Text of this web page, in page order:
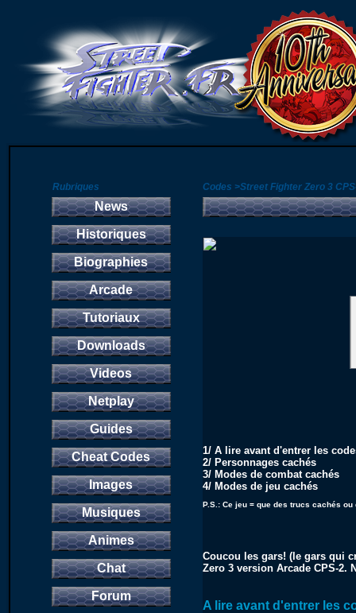
Rubriques
News
Historiques
Biographies
Arcade
Tutoriaux
Downloads
Videos
Netplay
Guides
Cheat Codes
Images
Musiques
Animes
Chat
Forum
Codes >Street Fighter Zero 3
1/ A lire avant d'entrer les
2/ Personnages cachés
3/ Modes de combat cachés
4/ Modes de jeu cachés
P.S.: Ce jeu = que des trucs cachés ou
Coucou les gars! (le gars qui
Zero 3 version Arcade CPS-2.
A lire avant d'entrer les